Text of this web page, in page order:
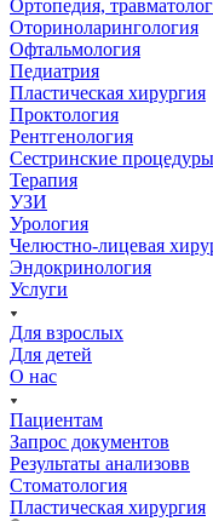
Ортопедия,
Оториноларингология
Офтальмология
Педиатрия
Пластическая хирургия
Проктология
Рентгенология
Сестринские процедуры
Терапия
УЗИ
Урология
Челюстно-лицевая
Эндокринология
Услуги
Для взрослых
Для детей
О нас
Пациентам
Запрос документов
Результаты анализовв
Стоматология
Пластическая хирургия